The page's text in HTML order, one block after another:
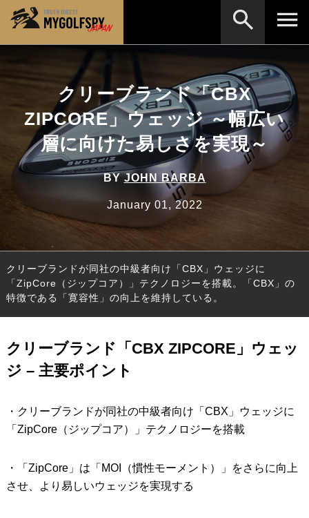
クリーブランド「CBX
ZIPCORE」ウェッジ ～幅広い
層に向けた易しさを実現～
BYJOHN BARBA
January 01, 2022
クリーブランドが同社の中級者向け「CBX」ウェッジに
「ZipCore（ジップコア）」テクノロジーを搭載。「CBX」の
特徴である「寛容性」の向上を維持している。
クリーブランド「CBX ZIPCORE」ウェッ
ジ – 主要ポイント
・クリーブランドが同社の中級者向け「CBX」ウェッジに
「ZipCore（ジップコア）」テクノロジーを搭載
・「ZipCore」は「MOI（慣性モーメント）」をさらに向上
させ、より易しいウェッジを実現する
MOST WANTED
NEW RELEASES 新製品情報
HOW TO ゴルフ上達・実践テクニック
LAB テスト・データ検証
REVIEWS 製品レビュー
DRIVERS
FAIRWAY WOODS フェアウェイウッド
HYBRIDS ハイブリッド
WEDGES ウェッジ
OTHER
Our Team 私たちのチーム
※メーカー名やクラブ名など、検索したい事柄を入
力してください。
検索